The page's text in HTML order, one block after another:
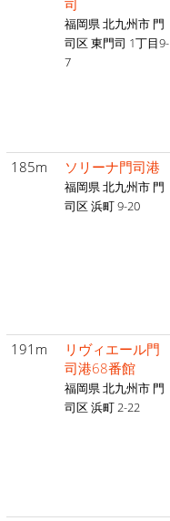
司
福岡県 北九州市 門
司区 東門司 1丁目9-
7
185m ソリーナ門司港
福岡県 北九州市 門
司区 浜町 9-20
191m
リヴィエール門
司港68番館
福岡県 北九州市 門
司区 浜町 2-22